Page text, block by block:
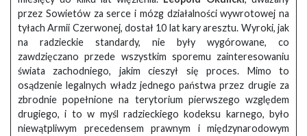
przez Sowietów za serce i mózg działalności wywrotowej na
tyłach Armii Czerwonej, dostał 10 lat kary aresztu. Wyroki, jak
na radzieckie standardy, nie były wygórowane, co
zawdzięczano przede wszystkim sporemu zainteresowaniu
świata zachodniego, jakim cieszył się proces. Mimo to
osądzenie legalnych władz jednego państwa przez drugie za
zbrodnie popełnione na terytorium pierwszego względem
drugiego, i to w myśl radzieckiego kodeksu karnego, było
niewątpliwym precedensem prawnym i międzynarodowym